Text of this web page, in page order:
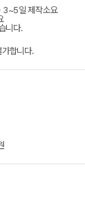
3~5일 제작소요
니다.
합니다.